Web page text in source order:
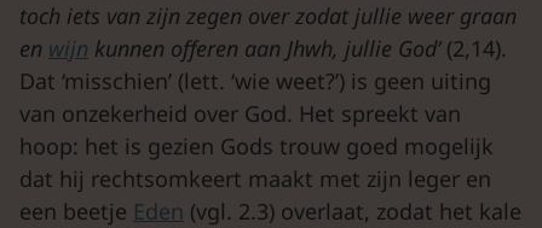
toch iets van zijn zegen over zodat jullie weer graan
en wijn kunnen offeren aan Jhwh, jullie God’(2,14).
Dat ‘misschien’ (lett. ‘wie weet?’) is geen uiting
van onzekerheid over God. Het spreekt van
hoop: het is gezien Gods trouw goed mogelijk
dat hij rechtsomkeert maakt met zijn leger en
een beetje Eden (vgl. 2.3) overlaat, zodat het kale